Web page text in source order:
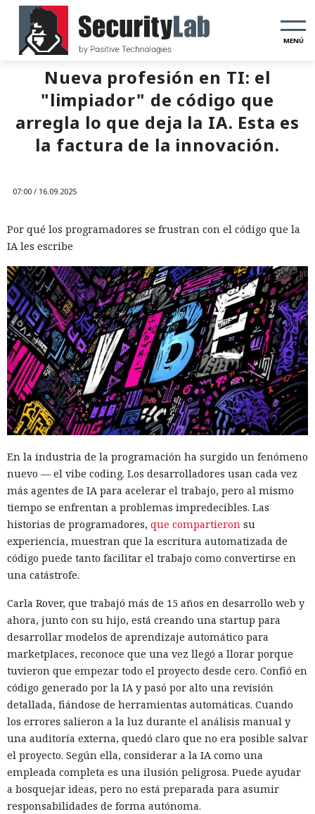
MENÚ
Nueva profesión en TI: el
"limpiador" de código que
arregla lo que deja la IA. Esta es
la factura de la innovación.
07:00 / 16.09.2025
Por qué los programadores se frustran con el código que la
IA les escribe
En la industria de la programación ha surgido un fenómeno
nuevo — el vibe coding. Los desarrolladores usan cada vez
más agentes de IA para acelerar el trabajo, pero al mismo
tiempo se enfrentan a problemas impredecibles. Las
historias de programadores, que compartieron su
experiencia, muestran que la escritura automatizada de
código puede tanto facilitar el trabajo como convertirse en
una catástrofe.
Carla Rover, que trabajó más de 15 años en desarrollo web y
ahora, junto con su hijo, está creando una startup para
desarrollar modelos de aprendizaje automático para
marketplaces, reconoce que una vez llegó a llorar porque
tuvieron que empezar todo el proyecto desde cero. Confió en
código generado por la IA y pasó por alto una revisión
detallada, fiándose de herramientas automáticas. Cuando
los errores salieron a la luz durante el análisis manual y
una auditoría externa, quedó claro que no era posible salvar
el proyecto. Según ella, considerar a la IA como una
empleada completa es una ilusión peligrosa. Puede ayudar
a bosquejar ideas, pero no está preparada para asumir
responsabilidades de forma autónoma.